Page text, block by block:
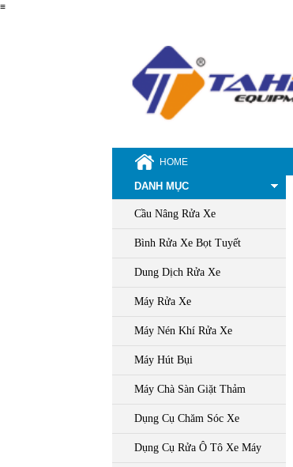
≡
HOME
DANH MỤC
Cầu Nâng Rửa Xe
Bình Rửa Xe Bọt Tuyết
Dung Dịch Rửa Xe
Máy Rửa Xe
Máy Nén Khí Rửa Xe
Máy Hút Bụi
Máy Chà Sàn Giặt Thảm
Dụng Cụ Chăm Sóc Xe
Dụng Cụ Rửa Ô Tô Xe Máy